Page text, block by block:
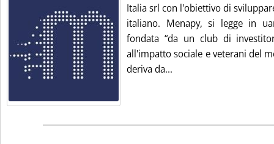
Italia srl con l'obiettivo di
italiano. Menapy, si legge in
fondata “da un club di
all'impatto sociale e veterani del
deriva da...